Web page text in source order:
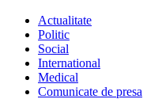
Actualitate
Politic
Social
International
Medical
Comunicate de presa